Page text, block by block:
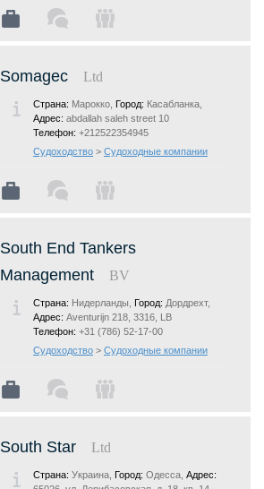
Somagec Ltd
Страна: Марокко, Город: Касабланка,
Адрес: abdallah saleh street 10
Телефон: +212522354945
Судоходство > Судоходные компании
South End Tankers
Management
BV
Страна: Нидерланды, Город: Дордрехт,
Адрес: Aventurijn 218, 3316, LB
Телефон: +31 (786) 52-17-00
Судоходство > Судоходные компании
South Star Ltd
Страна: Украина, Город: Одесса, Адрес: